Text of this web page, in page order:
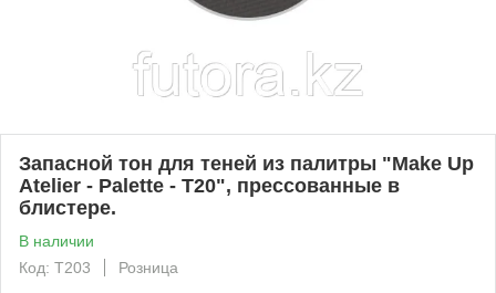
Запасной тон для теней из палитры "Make Up
Atelier - Palette - T20", прессованные в
блистере.
В наличии
Код: T203
Розница